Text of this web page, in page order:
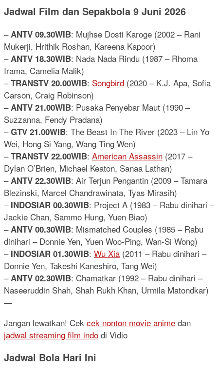
Jadwal Film dan Sepakbola 9 Juni 2026
–ANTV 09.30WIB: Mujhse Dosti Karoge (2002 – Rani
Mukerji, Hrithik Roshan, Kareena Kapoor)
–ANTV 18.30WIB: Nada Nada Rindu (1987 – Rhoma
Irama, Camelia Malik)
–TRANSTV 20.00WIB: Songbird (2020 – K.J. Apa, Sofia
Carson, Craig Robinson)
–ANTV 21.00WIB: Pusaka Penyebar Maut (1990 –
Suzzanna, Fendy Pradana)
–GTV 21.00WIB: The Beast In The River (2023 – Lin Yo
Wei, Hong Si Yang, Wang Ting Wen)
–TRANSTV 22.00WIB: American Assassin (2017 –
Dylan O’Brien, Michael Keaton, Sanaa Lathan)
–ANTV 22.30WIB: Air Terjun Pengantin (2009 – Tamara
Blezinski, Marcel Chandrawinata, Tyas Mirasih)
– INDOSIAR 00.30WIB: Project A (1983 – Rabu dinihari –
Jackie Chan, Sammo Hung, Yuen Biao)
–ANTV 00.30WIB: Mismatched Couples (1985 – Rabu
dinihari – Donnie Yen, Yuen Woo-Ping, Wan-Si Wong)
– INDOSIAR 01.30WIB: Wu Xia (2011 – Rabu dinihari –
Donnie Yen, Takeshi Kaneshiro, Tang Wei)
–ANTV 02.30WIB: Chamatkar (1992 – Rabu dinihari –
Naseeruddin Shah, Shah Rukh Khan, Urmila Matondkar)
—
Jangan lewatkan! Cek cek nonton movie anime dan
jadwal streaming film indo di Vidio
Jadwal Bola Hari Ini